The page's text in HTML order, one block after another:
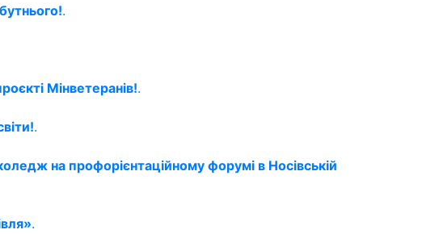
.
Мінветеранів!.
.
на профорієнтаційному форумі в Носівській
.